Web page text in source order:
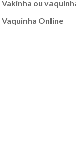
Vakinha ou
Vaquinha Online